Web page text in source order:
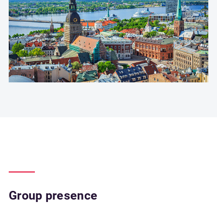
Group presence